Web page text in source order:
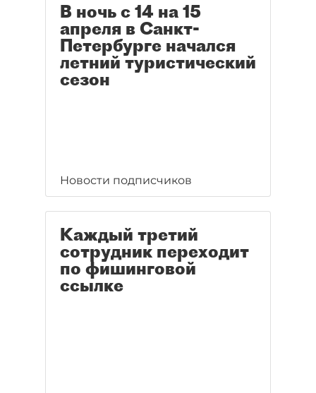
В ночь с 14 на 15
апреля в Санкт-
Петербурге начался
летний туристический
сезон
Новости подписчиков
Каждый третий
сотрудник переходит
по фишинговой
ссылке